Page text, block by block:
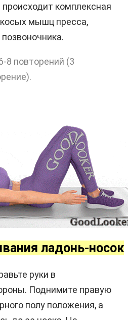
комплексная
мышц пресса,
8 повторений (3
ладонь-носок
руки в
Поднимите правую
полу положения, а